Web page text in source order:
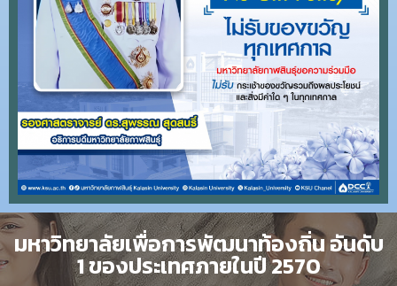
มหาวิทยาลัยเพื่อการพัฒนาท้องถิ่น อันดับ
1 ของประเทศภายในปี 2570